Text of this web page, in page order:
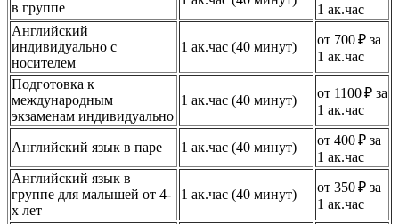
в группе
1 ак.час
Английский
индивидуально с
носителем
1 ак.час (40 минут)
от 700 ₽ за
1 ак.час
Подготовка к
международным
экзаменам индивидуально
1 ак.час (40 минут)
от 1100 ₽ за
1 ак.час
Английский язык в паре 1 ак.час (40 минут)
от 400 ₽ за
1 ак.час
Английский язык в
группе для малышей от 4-
х лет
1 ак.час (40 минут)
от 350 ₽ за
1 ак.час